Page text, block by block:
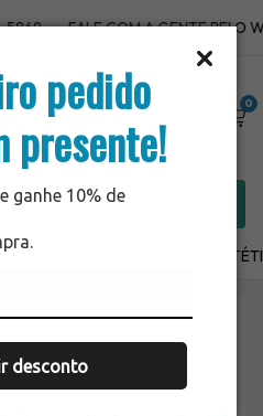
pedido
presente!
ganhe 10% de
desconto
FALE COM A GENTE PELO
0